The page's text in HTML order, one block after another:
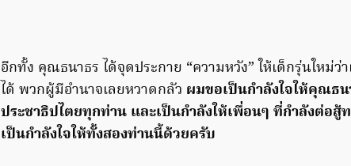
อีกทั้ง คุณธนาธร ได้จุดประกาย “ความหวัง” ให้เด็กรุ่นใหม่
ได้ พวกผู้มีอำนาจเลยหวาดกลัว ผมขอเป็นกำลังใจให้คุณธ
ประชาธิปไตยทุกท่าน และเป็นกำลังให้เพื่อนๆ ที่กำลังต่อสู้
เป็นกำลังใจให้ทั้งสองท่านนี้ด้วยครับ